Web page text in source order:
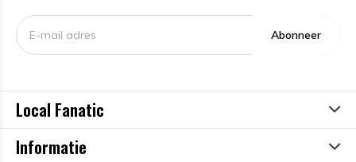
Abonneer
Local Fanatic
Informatie